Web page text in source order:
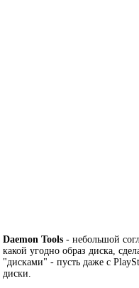
Daemon Tools - небольшой
какой угодно образ диска,
"дисками" - пусть даже с
диски.